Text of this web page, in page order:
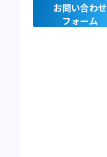
お問い合わせ
フォーム